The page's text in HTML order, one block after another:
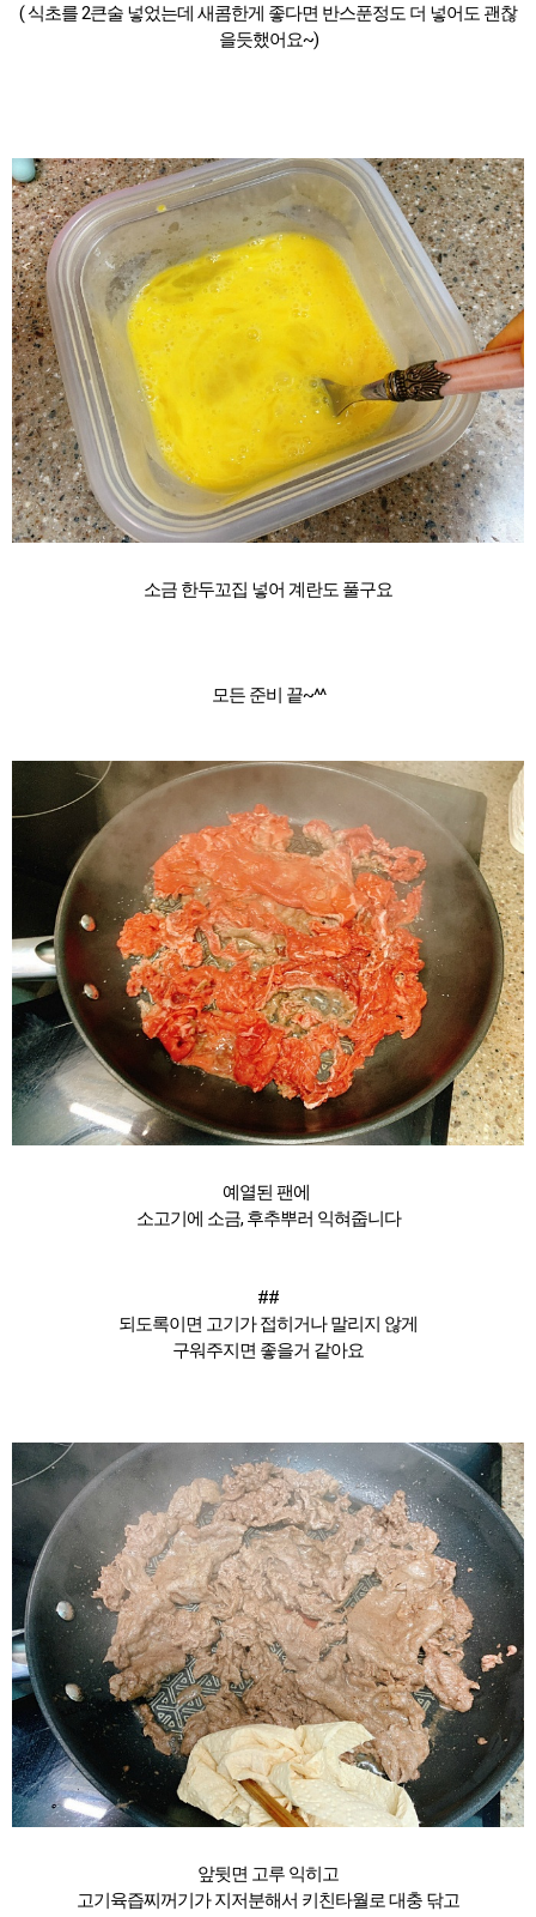
( 식초를 2큰술 넣었는데 새콤한게 좋다면 반스푼정도 더 넣어도 괜찮
을듯했어요~)
소금 한두꼬집 넣어 계란도 풀구요
모든 준비 끝~^^
예열된 팬에
소고기에 소금, 후추뿌러 익혀줍니다
##
되도록이면 고기가 접히거나 말리지 않게
구워주지면 좋을거 같아요
앞뒷면 고루 익히고
고기육즙찌꺼기가 지저분해서 키친타월로 대충 닦고